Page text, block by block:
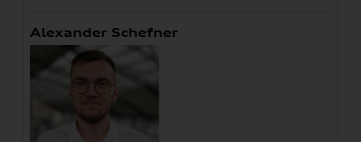
Alexander Schefner